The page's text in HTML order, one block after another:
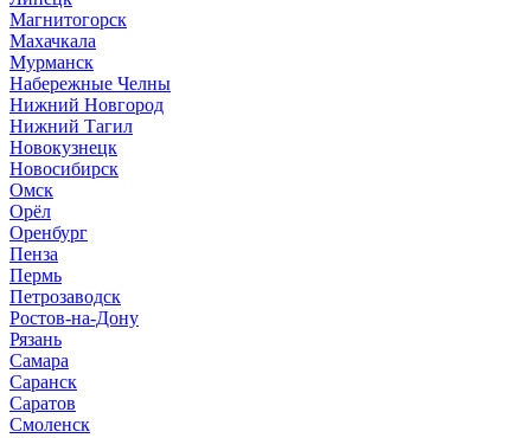
Магнитогорск
Махачкала
Мурманск
Набережные Челны
Нижний Новгород
Нижний Тагил
Новокузнецк
Новосибирск
Омск
Орёл
Оренбург
Пенза
Пермь
Петрозаводск
Ростов-на-Дону
Рязань
Самара
Саранск
Саратов
Смоленск